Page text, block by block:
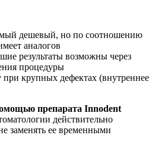
дешевый, но по соотношению
аналогов
результаты возможны через
процедуры
крупных дефектах (внутреннее
препарата Innodent
действительно
заменять ее временными